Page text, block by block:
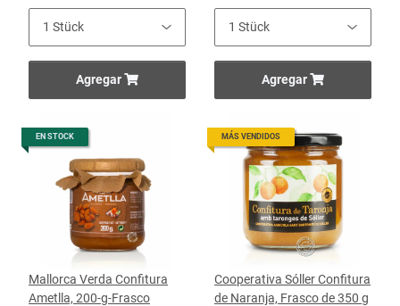
Agregar Agregar
EN STOCK
Mallorca Verda Confitura
Ametlla, 200-g-Frasco
MÁS VENDIDOS
Cooperativa Sóller Confitura
de Naranja, Frasco de 350 g